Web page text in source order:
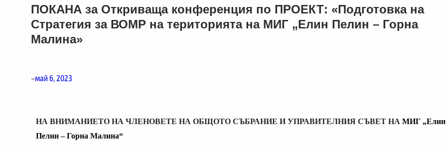
ПОКАНА за Откриваща конференция по ПРОЕКТ: «Подготовка на
Стратегия за ВОМР на територията на МИГ „Елин Пелин – Горна
Малина»
–май 6, 2023
НА ВНИМАНИЕТО НА ЧЛЕНОВЕТЕ НА ОБЩОТО СЪБРАНИЕ И УПРАВИТЕЛНИЯ СЪВЕТ НА МИГ „Елин
Пелин – Горна Малина“